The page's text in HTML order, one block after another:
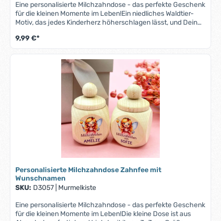
Eine personalisierte Milchzahndose - das perfekte Geschenk
für die kleinen Momente im Leben!Ein niedliches Waldtier-
Motiv, das jedes Kinderherz höherschlagen lässt, und Dein
Unikat.Die kleine Dose ist aus Ahornholz gefertigt und bietet
mit ihren 3x3 cm Größe ausreichend Platz für die wertvollen
Erinnerungstücke Deines Kindes. Der sichere
Schraubverschluss bewahrt die kleinen Schätze sicher
auf.Ob zur Taufe, zum Geburtstag oder einfach als kleine
Aufmerksamkeit – diese Milchzahndose ist eine zauberhafte
Geschenkidee, die Freude bereitet und Erinnerungen
bewahrt.Bitte beachte, dass bei längeren Namen der Druck
entsprechend kleiner ausfallen kann, um auf die Zahndose
9,99 €*
Personalisierte Milchzahndose Zahnfee mit
Wunschnamen
SKU: D3057 Murmelkiste
Eine personalisierte Milchzahndose - das perfekte Geschenk
für die kleinen Momente im Leben!Die kleine Dose ist aus